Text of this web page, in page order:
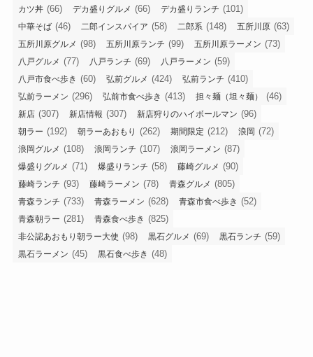
カツ丼 (66) デカ盛りグルメ (66) デカ盛りランチ (101)
中華そば (46) 二郎インスパイア (58) 二郎系 (148) 五所川原 (63)
五所川原グルメ (98) 五所川原ランチ (99) 五所川原ラーメン (73)
八戸グルメ (77) 八戸ランチ (69) 八戸ラーメン (59)
八戸市食べ歩き (60) 弘前グルメ (424) 弘前ランチ (410)
弘前ラーメン (296) 弘前市食べ歩き (413) 担々麺（坦々麺） (46)
新店 (307) 新店情報 (307) 新店狩りのハイボールマン (96)
朝ラー (192) 朝ラーあおもり (262) 期間限定 (212) 浪岡 (72)
浪岡グルメ (108) 浪岡ランチ (107) 浪岡ラーメン (87)
爆盛りグルメ (71) 爆盛りランチ (58) 藤崎グルメ (90)
藤崎ランチ (93) 藤崎ラーメン (78) 青森グルメ (805)
青森ランチ (733) 青森ラーメン (628) 青森市食べ歩き (52)
青森朝ラー (281) 青森食べ歩き (825)
非公認あおもり朝ラー大使 (98) 黒石グルメ (69) 黒石ランチ (59)
黒石ラーメン (45) 黒石食べ歩き (48)